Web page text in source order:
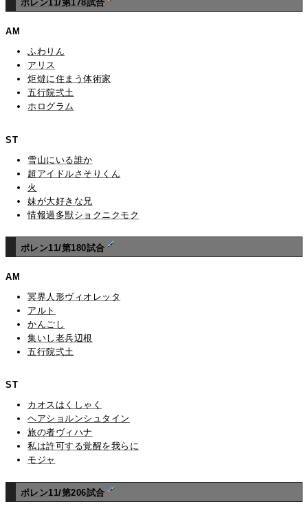
ポレン11/第178試合
AM
ふわりん
アリス
炬燵に住まう体術家
五行院弍土
ホログラム
ST
雪山にいる誰か
超アイドルさそりくん
火
妹が大好きな兄
情報過多獣ショクニクモク
ポレン11/第180試合
AM
冥界人形ヴィオレッタ
アルト
かんごし
集いし老兵辺根
五行院弍土
ST
カオスはくしゃく
ヘアショルンシュタイン
旅の者ヴィハナ
私は許可する覚醒を我らに
モジャ
ポレン11/第206試合